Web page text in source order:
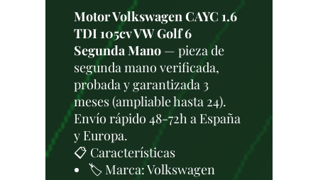
Motor Volkswagen CAYC 1.6
TDI 105cv VW Golf 6
Segunda Mano — pieza de
segunda mano verificada,
probada y garantizada 3
meses (ampliable hasta 24).
Envío rápido 48-72h a España
y Europa.
📋 Características
🏷️ Marca: Volkswagen